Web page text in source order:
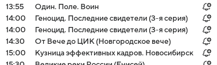
13:55
Один. Поле. Воин
14:00
Геноцид. Последние свидетели (3-я серия)
14:00
Геноцид. Последние свидетели (3-я серия)
14:30
От Вече до ЦИК (Новгородское вече)
15:00
Кузница эффективных кадров. Новосибирск